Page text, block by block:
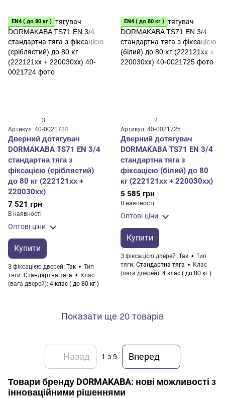
EN4 ( до 80 кг )
3
Артикул: 40-0021724
Дверний дотягувач
DORMAKABA TS71 EN 3/4
стандартна тяга з
фіксацією (сріблястий)
до 80 кг (222121хх +
220030хх)
7 521 грн
В наявності
Оптові ціни
Купити
З фіксацією дверей Так
Тип
тяги Стандартна тяга
Клас
(вага дверей) 4 клас ( до 80 кг )
EN4 ( до 80 кг )
2
Артикул: 40-0021725
Дверний дотягувач
DORMAKABA TS71 EN 3/4
стандартна тяга з
фіксацією (білий) до 80
кг (222121хх + 220030хх)
5 585 грн
В наявності
Оптові ціни
Купити
З фіксацією дверей Так
Тип
тяги Стандартна тяга
Клас
(вага дверей) 4 клас ( до 80 кг )
Показати ще 20 товарів
Назад 1 з 9 Вперед
Товари бренду DORMAKABA: нові можливості з
інноваційними рішеннями